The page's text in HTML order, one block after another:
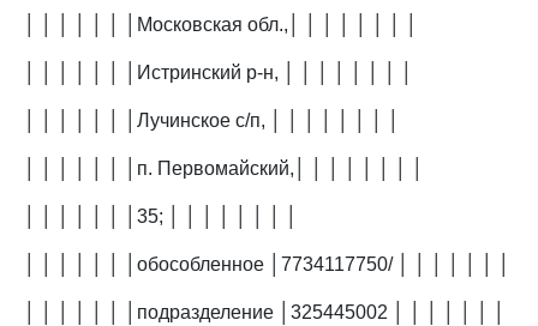
│ │ │ │ │ │ │Московская обл.,│ │ │ │ │ │ │ │
│ │ │ │ │ │ │Истринский р-н, │ │ │ │ │ │ │ │
│ │ │ │ │ │ │Лучинское с/п, │ │ │ │ │ │ │ │
│ │ │ │ │ │ │п. Первомайский,│ │ │ │ │ │ │ │
│ │ │ │ │ │ │35; │ │ │ │ │ │ │ │
│ │ │ │ │ │ │обособленное │7734117750/ │ │ │ │ │ │ │
│ │ │ │ │ │ │подразделение │325445002 │ │ │ │ │ │ │